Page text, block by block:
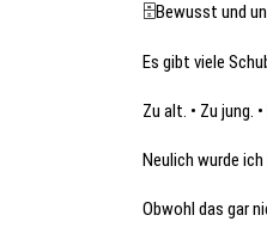
🗄️Bewusst und
Es gibt viele
Zu alt. • Zu jung.
Neulich wurde
Obwohl das gar